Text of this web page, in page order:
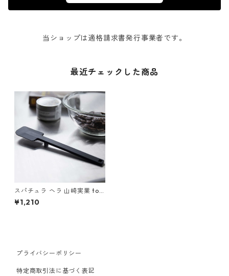
当ショップは適格請求書発行事業者です。
最近チェックした商品
スパチュラ ヘラ 山崎実業 tow
er タワー シリコーンスパチュ
ラ 4277 ブラック
¥1,210
プライバシーポリシー
特定商取引法に基づく表記